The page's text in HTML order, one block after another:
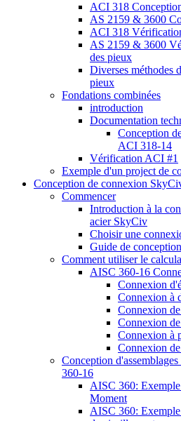
ACI 318
AS 2159 & 3600
ACI 318
AS 2159 & 3600
des pieux
Diverses méthodes
pieux
Fondations combinées
introduction
Documentation
Conception
ACI 318-14
Vérification ACI #1
Exemple d'un project de
Conception de connexion
Commencer
Introduction à la
acier SkyCiv
Choisir une
Guide de
Comment utiliser le
AISC 360-16
Connexion
Connexion à
Connexion
Connexion
Connexion à
Connexion
Conception
360-16
AISC 360:
Moment
AISC 360: